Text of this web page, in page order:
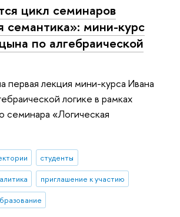
цикл семинаров
семантика»: мини-курс
по алгебраической
первая лекция мини-курса Ивана
логике в рамках
семинара «Логическая
студенты
приглашение к участию